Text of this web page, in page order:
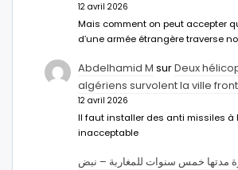
12 avril 2026
Mais comment on peut accepter
d’une armée étrangère traverse
Abdelhamid M surDeux
algériens survolent la ville
12 avril 2026
Il faut installer des anti missiles à
inacceptable
مدتها خمس سنوات للمغاربة – نبض